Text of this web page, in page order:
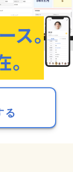
ス。
る